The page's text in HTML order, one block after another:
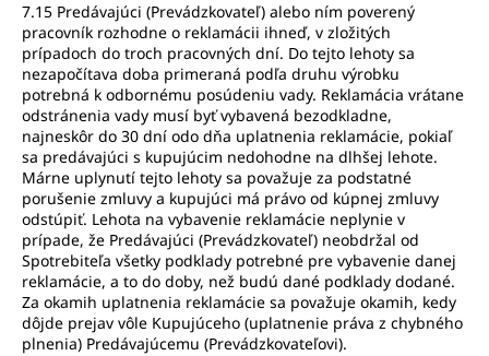
7.15 Predávajúci (Prevádzkovateľ) alebo ním poverený
pracovník rozhodne o reklamácii ihneď, v zložitých
prípadoch do troch pracovných dní. Do tejto lehoty sa
nezapočítava doba primeraná podľa druhu výrobku
potrebná k odbornému posúdeniu vady. Reklamácia vrátane
odstránenia vady musí byť vybavená bezodkladne,
najneskôr do 30 dní odo dňa uplatnenia reklamácie, pokiaľ
sa predávajúci s kupujúcim nedohodne na dlhšej lehote.
Márne uplynutí tejto lehoty sa považuje za podstatné
porušenie zmluvy a kupujúci má právo od kúpnej zmluvy
odstúpiť. Lehota na vybavenie reklamácie neplynie v
prípade, že Predávajúci (Prevádzkovateľ) neobdržal od
Spotrebiteľa všetky podklady potrebné pre vybavenie danej
reklamácie, a to do doby, než budú dané podklady dodané.
Za okamih uplatnenia reklamácie sa považuje okamih, kedy
dôjde prejav vôle Kupujúceho (uplatnenie práva z chybného
plnenia) Predávajúcemu (Prevádzkovateľovi).